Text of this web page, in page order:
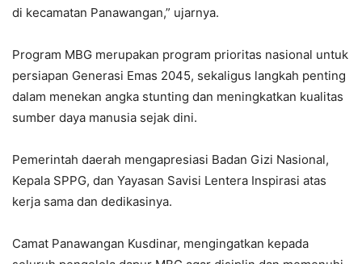
di kecamatan Panawangan,” ujarnya.
Program MBG merupakan program prioritas nasional untuk
persiapan Generasi Emas 2045, sekaligus langkah penting
dalam menekan angka stunting dan meningkatkan kualitas
sumber daya manusia sejak dini.
Pemerintah daerah mengapresiasi Badan Gizi Nasional,
Kepala SPPG, dan Yayasan Savisi Lentera Inspirasi atas
kerja sama dan dedikasinya.
Camat Panawangan Kusdinar, mengingatkan kepada